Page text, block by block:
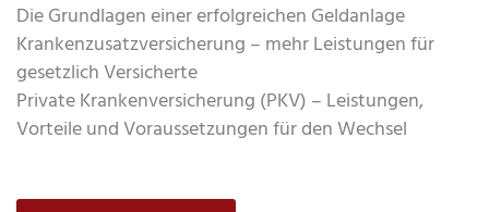
Die Grundlagen einer erfolgreichen Geldanlage
Krankenzusatzversicherung – mehr Leistungen für
gesetzlich Versicherte
Private Krankenversicherung (PKV) – Leistungen,
Vorteile und Voraussetzungen für den Wechsel